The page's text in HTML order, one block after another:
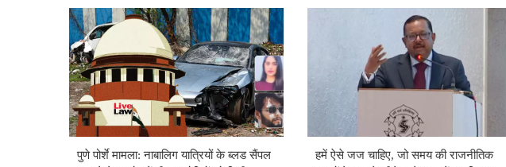
पुणे पोर्शे मामला: नाबालिग यात्रियों के ब्लड सैंपल
हमें ऐसे जज चाहिए, जो समय की राजनीतिक